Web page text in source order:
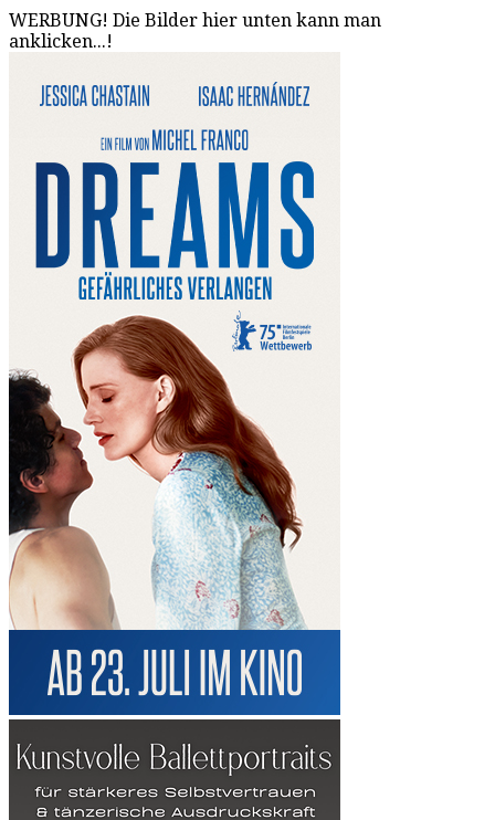
WERBUNG! Die Bilder hier unten kann man
anklicken...!